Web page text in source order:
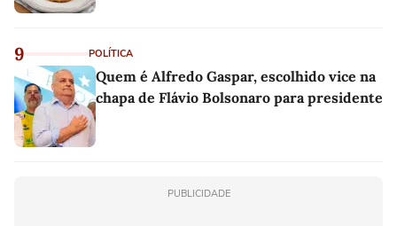
9 POLÍTICA
Quem é Alfredo Gaspar, escolhido vice na
chapa de Flávio Bolsonaro para presidente
PUBLICIDADE